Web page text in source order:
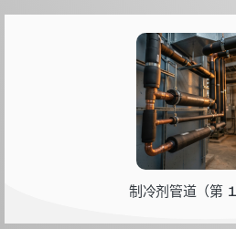
制冷剂管道（第 1